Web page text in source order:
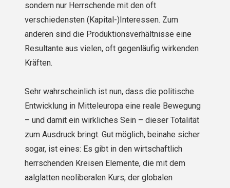
sondern nur Herrschende mit den oft
verschiedensten (Kapital-)Interessen. Zum
anderen sind die Produktionsverhältnisse eine
Resultante aus vielen, oft gegenläufig wirkenden
Kräften.
Sehr wahrscheinlich ist nun, dass die politische
Entwicklung in Mitteleuropa eine reale Bewegung
– und damit ein wirkliches Sein – dieser Totalität
zum Ausdruck bringt. Gut möglich, beinahe sicher
sogar, ist eines: Es gibt in den wirtschaftlich
herrschenden Kreisen Elemente, die mit dem
aalglatten neoliberalen Kurs, der globalen